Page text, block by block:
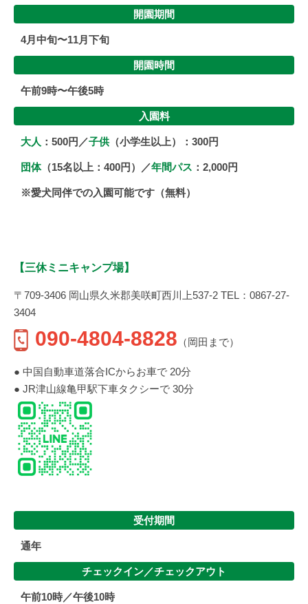
開園期間
4月中旬〜11月下旬
開園時間
午前9時〜午後5時
入園料
大人 ：500円／子供（小学生以上）：300円
団体（15名以上：400円）／年間パス ：2,000円
※愛犬同伴での入園可能です（無料）
【三休ミニキャンプ場】
〒709-3406 岡山県久米郡美咲町西川上537-2 TEL：0867-27-
3404
090-4804-8828 （岡田まで）
● 中国自動車道落合ICからお車で 20分
● JR津山線亀甲駅下車タクシーで 30分
受付期間
通年
チェックイン／チェックアウト
午前10時／午後10時